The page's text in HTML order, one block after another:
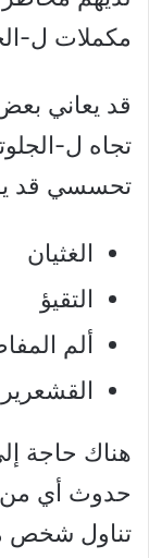
مكملات ل-
قد يعاني
تجاه ل-
تحسسي قد
الغثيان
التقيؤ
ألم
هناك حاجة
حدوث أي من
تناول شخص